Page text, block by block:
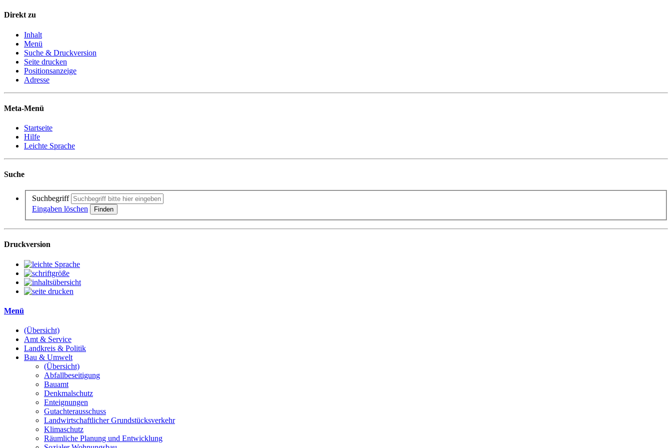
Direkt zu
Inhalt
Menü
Suche & Druckversion
Seite drucken
Positionsanzeige
Adresse
Meta-Menü
Startseite
Hilfe
Leichte Sprache
Suche
Suchbegriff
Eingaben löschen
Druckversion
Menü
(Übersicht)
Amt & Service
Landkreis & Politik
Bau & Umwelt
(Übersicht)
Abfallbeseitigung
Bauamt
Denkmalschutz
Enteignungen
Gutachterausschuss
Landwirtschaftlicher Grundstücksverkehr
Klimaschutz
Räumliche Planung und Entwicklung